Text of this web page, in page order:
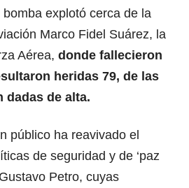
explotó cerca de la
Marco Fidel Suárez, la
Aérea, donde fallecieron
heridas 79, de las
dadas de alta.
público ha reavivado el
de seguridad y de ‘paz
Petro, cuyas